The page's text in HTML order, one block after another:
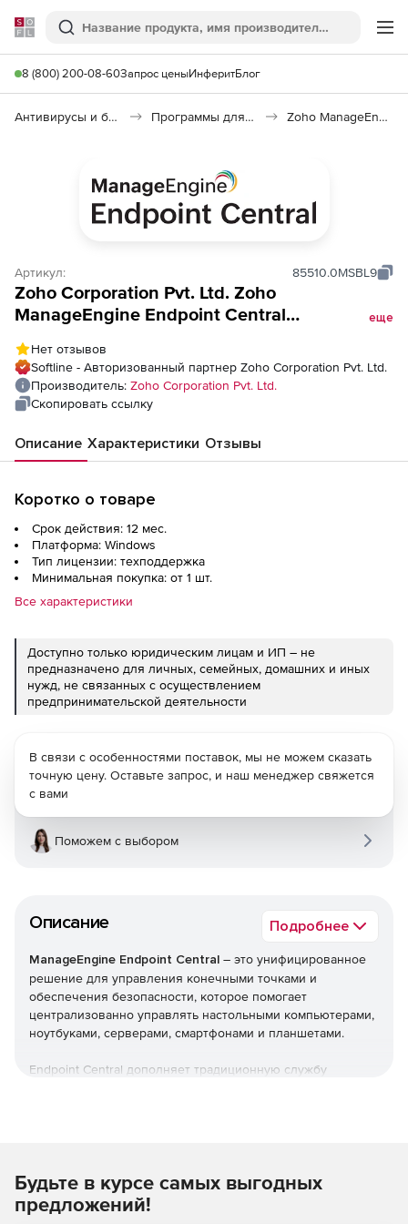
Softline
Поиск
8 (800) 200-08-60Запрос ценыИнферитБлог
Антивирусы и безопасность Программы для защиты информации Zoho ManageEngine Endpoint Central
Артикул: 85510.0MSBL9
Zoho Corporation Pvt. Ltd. Zoho
ManageEngine Endpoint Central
Model BitLocker Addon Annual), fee for 5000
Servers and Single User License
еще
Нет отзывов
Softline - Авторизованный партнер Zoho Corporation Pvt. Ltd.
Производитель: Zoho Corporation Pvt. Ltd.
Скопировать ссылку
Описание Характеристики Отзывы
Коротко о товаре
Срок действия: 12 мес.
Платформа: Windows
Тип лицензии: техподдержка
Минимальная покупка: от 1 шт.
Все характеристики
Доступно только юридическим лицам и ИП – не
предназначено для личных, семейных, домашних и иных
нужд, не связанных с осуществлением
предпринимательской деятельности
Описание Подробнее
ManageEngine Endpoint Central – это унифицированное
решение для управления конечными точками и
обеспечения безопасности, которое помогает
централизованно управлять настольными компьютерами,
ноутбуками, серверами, смартфонами и планшетами.
Endpoint Central дополняет традиционную службу
образов и развертывание ОС. Кроме того,решение
позволяет управлять активами и лицензиями на ПО,
отслеживать статистику использования ПО, управлять
В связи с особенностями поставок, мы не можем сказать
точную цену. Оставьте запрос, и наш менеджер свяжется
с вами
Поможем с выбором
Будьте в курсе самых выгодных
предложений!